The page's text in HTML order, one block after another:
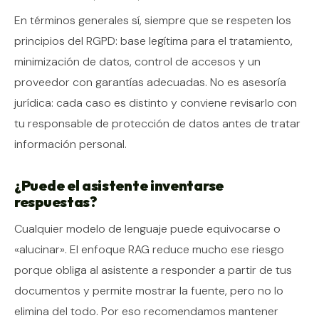
En términos generales sí, siempre que se respeten los
principios del RGPD: base legítima para el tratamiento,
minimización de datos, control de accesos y un
proveedor con garantías adecuadas. No es asesoría
jurídica: cada caso es distinto y conviene revisarlo con
tu responsable de protección de datos antes de tratar
información personal.
¿Puede el asistente inventarse
respuestas?
Cualquier modelo de lenguaje puede equivocarse o
«alucinar». El enfoque RAG reduce mucho ese riesgo
porque obliga al asistente a responder a partir de tus
documentos y permite mostrar la fuente, pero no lo
elimina del todo. Por eso recomendamos mantener